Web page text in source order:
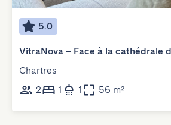
5.0
VitraNova – Face à la cathédrale
Chartres
2
1 1 56 m²